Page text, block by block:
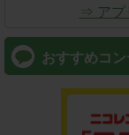
⇒ アプ
おすすめコ